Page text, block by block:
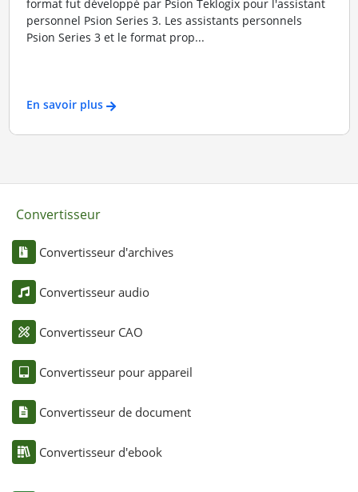
format fut développé par Psion Teklogix pour l'assistant
personnel Psion Series 3. Les assistants personnels
Psion Series 3 et le format prop...
En savoir plus
Convertisseur
Convertisseur d'archives
Convertisseur audio
Convertisseur CAO
Convertisseur pour appareil
Convertisseur de document
Convertisseur d'ebook